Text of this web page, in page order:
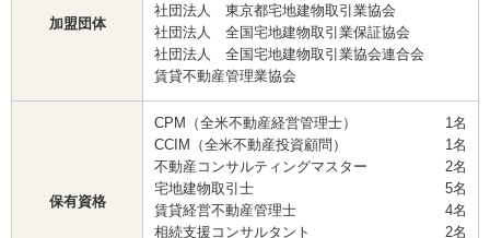
加盟団体
社団法人 東京都宅地建物取引業協会
社団法人 全国宅地建物取引業保証協会
社団法人 全国宅地建物取引業協会連合会
賃貸不動産管理業協会
保有資格
CPM（全米不動産経営管理士）
1名
CCIM（全米不動産投資顧問）
1名
不動産コンサルティングマスター
2名
宅地建物取引士
5名
賃貸経営不動産管理士
4名
相続支援コンサルタント
2名